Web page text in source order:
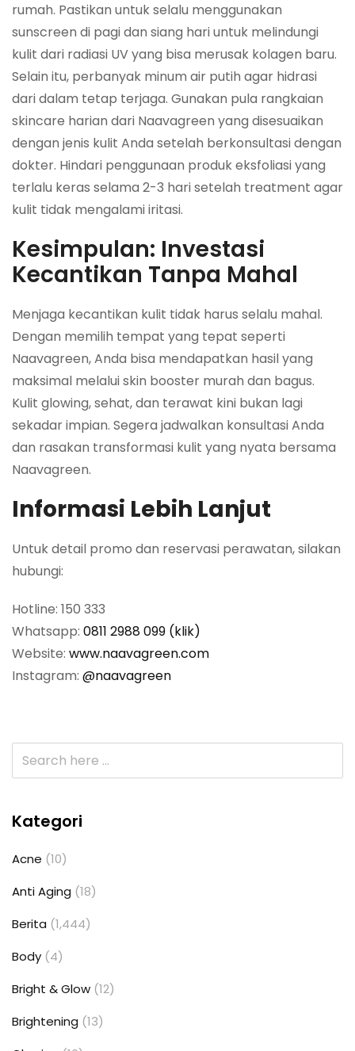
rumah. Pastikan untuk selalu menggunakan
sunscreen di pagi dan siang hari untuk melindungi
kulit dari radiasi UV yang bisa merusak kolagen baru.
Selain itu, perbanyak minum air putih agar hidrasi
dari dalam tetap terjaga. Gunakan pula rangkaian
skincare harian dari Naavagreen yang disesuaikan
dengan jenis kulit Anda setelah berkonsultasi dengan
dokter. Hindari penggunaan produk eksfoliasi yang
terlalu keras selama 2-3 hari setelah treatment agar
kulit tidak mengalami iritasi.
Kesimpulan: Investasi
Kecantikan Tanpa Mahal
Menjaga kecantikan kulit tidak harus selalu mahal.
Dengan memilih tempat yang tepat seperti
Naavagreen, Anda bisa mendapatkan hasil yang
maksimal melalui skin booster murah dan bagus.
Kulit glowing, sehat, dan terawat kini bukan lagi
sekadar impian. Segera jadwalkan konsultasi Anda
dan rasakan transformasi kulit yang nyata bersama
Naavagreen.
Informasi Lebih Lanjut
Untuk detail promo dan reservasi perawatan, silakan
hubungi:
Hotline: 150 333
Whatsapp: 0811 2988 099 (klik)
Website: www.naavagreen.com
Instagram: @naavagreen
Kategori
Acne (10)
Anti Aging (18)
Berita (1,444)
Body (4)
Bright & Glow (12)
Brightening (13)